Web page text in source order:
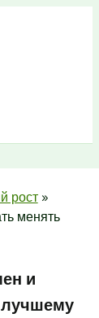
рост
менять
и
лучшему